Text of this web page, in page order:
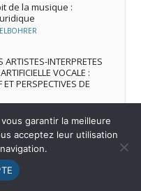
de la musique :
ARTISTES-INTERPRETES
VOCALE :
PERSPECTIVES DE
Légales
garantir la meilleure
acceptez leur utilisation